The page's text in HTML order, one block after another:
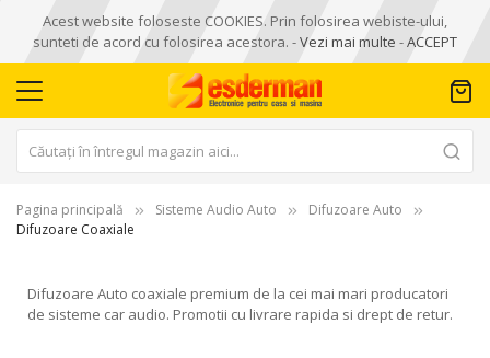
Acest website foloseste COOKIES. Prin folosirea webiste-ului,
sunteti de acord cu folosirea acestora. -Vezi mai multe -ACCEPT
Pagina principală Sisteme Audio Auto
Difuzoare Auto
Difuzoare Coaxiale
Difuzoare Auto coaxiale premium de la cei mai mari producatori
de sisteme car audio. Promotii cu livrare rapida si drept de retur.